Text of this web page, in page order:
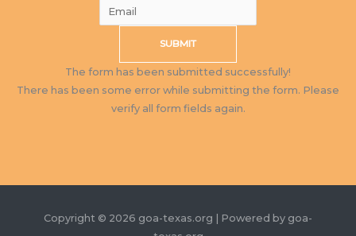
SUBMIT
The form has been submitted successfully!
There has been some error while submitting the form. Please
verify all form fields again.
Copyright © 2026 goa-texas.org | Powered by goa-